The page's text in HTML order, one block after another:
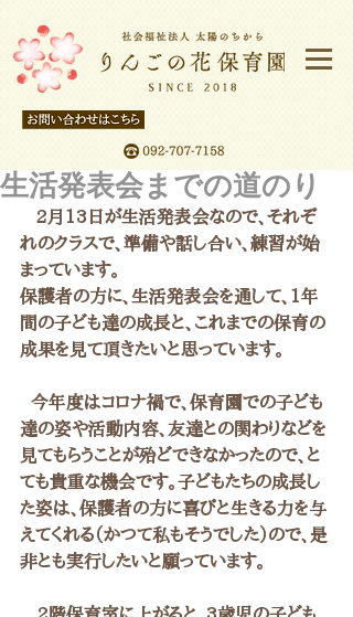
生活発表会までの道のり
れのクラスで、準備や話し合い、練習が始
まっています。
保護者の方に、生活発表会を通して、1年
間の子ども達の成長と、これまでの保育の
成果を見て頂きたいと思っています。
達の姿や活動内容、友達との関わりなどを
見てもらうことが殆どできなかったので、と
ても貴重な機会です。子どもたちの成長し
た姿は、保護者の方に喜びと生きる力を与
えてくれる（かつて私もそうでした）ので、是
非とも実行したいと願っています。